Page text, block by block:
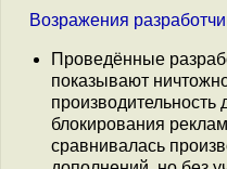
Возражения
Проведённые
показывают
производительность
блокирования
сравнивалась